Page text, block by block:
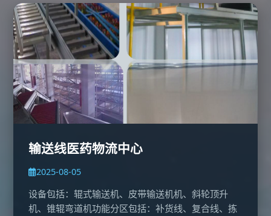
输送线医药物流中心
2025-08-05
设备包括：辊式输送机、皮带输送机机、斜轮顶升
机、锥辊弯道机功能分区包括：补货线、复合线、拣